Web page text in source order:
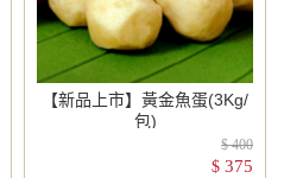
【新品上市】黃金魚蛋(3Kg/
包)
$ 400
$ 375